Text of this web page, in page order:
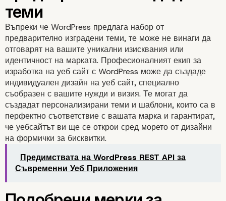
Сложността на
изисква експертиза
Въпреки че WordPress предлага набор от
предварително изградени теми, те може не винаги да
отговарят на вашите уникални изисквания или
идентичност на марката. Професионалният екип за
изработка на уеб сайт с WordPress може да създаде
индивидуален дизайн на уеб сайт, специално
съобразен с вашите нужди и визия. Те могат да
създадат персонализирани теми и шаблони, които са в
перфектно съответствие с вашата марка и гарантират,
че уебсайтът ви ще се открои сред морето от дизайни
на формички за бисквитки.
Предимствата на WordPress REST API за
Съвременни Уеб Приложения